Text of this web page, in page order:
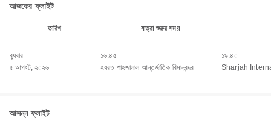
আজকের ফ্লাইট
তারিখ যাত্রা শুরুর সময়
বুধবার
৫ আগস্ট, ২০২৬
১৬:৪৫
হযরত শাহজালাল আন্তর্জাতিক বিমানবন্দর
১৯:৪০
Sharjah
আসন্ন ফ্লাইট